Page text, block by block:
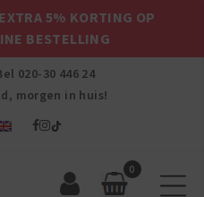
5% KORTING OP
BESTELLING
020-30 446 24
morgen in huis!
0